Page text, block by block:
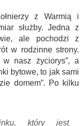
z Warmią i
służby. Jedna z
ale pochodzi z
w rodzinne strony.
nasz życiorys”, a
bytowe, to jak sami
domem”. Po kilku
który jest